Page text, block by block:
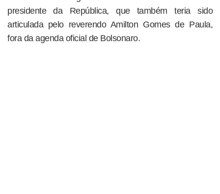
presidente da República, que também teria sido
articulada pelo reverendo Amilton Gomes de Paula,
fora da agenda oficial de Bolsonaro.